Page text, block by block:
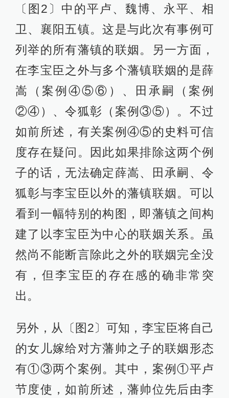
〔图2〕中的平卢、魏博、永平、相
卫、襄阳五镇。这是与此次有事例可
列举的所有藩镇的联姻。另一方面，
在李宝臣之外与多个藩镇联姻的是薛
嵩（案例④⑤⑥）、田承嗣（案例
②④）、令狐彰（案例③⑤）。不过
如前所述，有关案例④⑤的史料可信
度存在疑问。因此如果排除这两个例
子的话，无法确定薛嵩、田承嗣、令
狐彰与李宝臣以外的藩镇联姻。可以
看到一幅特别的构图，即藩镇之间构
建了以李宝臣为中心的联姻关系。虽
然尚不能断言除此之外的联姻完全没
有，但李宝臣的存在感的确非常突
出。
另外，从〔图2〕可知，李宝臣将自己
的女儿嫁给对方藩帅之子的联姻形态
有①③两个案例。其中，案例①平卢
节度使，如前所述，藩帅位先后由李